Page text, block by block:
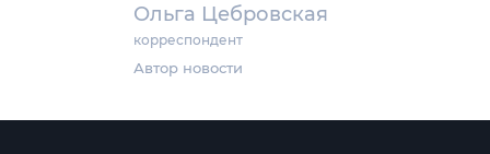
Ольга Цебровская
корреспондент
Автор новости